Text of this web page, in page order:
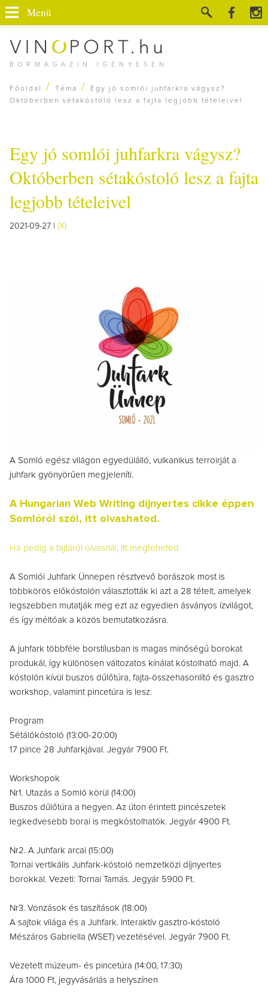
BORMAGAZIN IGÉNYESEN
Menü
Főoldal / Téma /
Egy jó somlói juhfarkra vágysz?
Októberben sétakóstoló lesz a fajta legjobb tételeivel
Egy jó somlói juhfarkra vágysz?
Októberben sétakóstoló lesz a fajta
legjobb tételeivel
2021-09-27 | (X)
A Somló egész világon egyedülálló, vulkanikus terroirját a
juhfark gyönyörűen megjeleníti.
A Hungarian Web Writing díjnyertes cikke éppen
Somlóról szól, itt olvashatod.
Ha pedig a fajtáról olvasnál, itt megteheted.
A Somlói Juhfark Ünnepen résztvevő borászok most is
többkörös előkóstolón választották ki azt a 28 tételt, amelyek
legszebben mutatják meg ezt az egyedien ásványos ízvilágot,
és így méltóak a közös bemutatkozásra.
A juhfark többféle borstílusban is magas minőségű borokat
produkál, így különösen változatos kínálat kóstolható majd. A
kóstolón kívül buszos dűlőtúra, fajta-összehasonlító és gasztro
workshop, valamint pincetúra is lesz.
Program
Sétálókóstoló (13:00-20:00)
17 pince 28 Juhfarkjával. Jegyár 7900 Ft.
Workshopok
Nr1. Utazás a Somló körül (14:00)
Buszos dűlőtúra a hegyen. Az úton érintett pincészetek
legkedvesebb borai is megkóstolhatók. Jegyár 4900 Ft.
Nr2. A Juhfark arcai (15:00)
Tornai vertikális Juhfark-kóstoló nemzetközi díjnyertes
borokkal. Vezeti: Tornai Tamás. Jegyár 5900 Ft.
Nr3. Vonzások és taszítások (18:00)
A sajtok világa és a Juhfark. Interaktív gasztro-kóstoló
Mészáros Gabriella (WSET) vezetésével. Jegyár 7900 Ft.
Vezetett múzeum- és pincetúra (14:00, 17:30)
Ára 1000 Ft, jegyvásárlás a helyszínen